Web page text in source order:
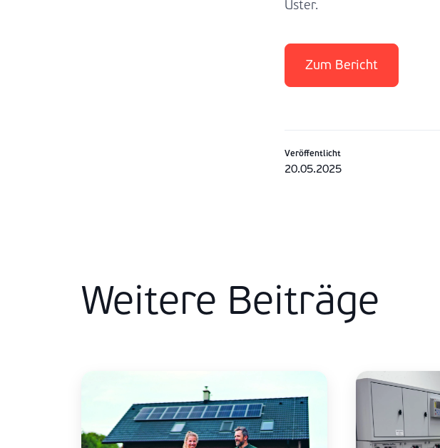
Uster.
Zum Bericht
Veröffentlicht
20.05.2025
Weitere Beiträge